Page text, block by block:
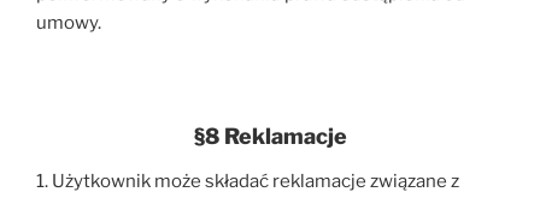
umowy.
§8 Reklamacje
1. Użytkownik może składać reklamacje związane z